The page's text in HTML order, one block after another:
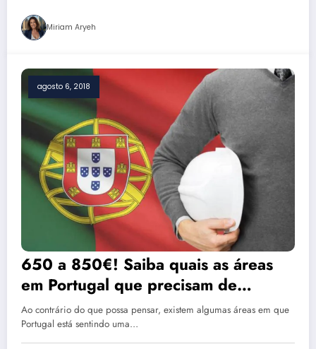
Miriam Aryeh
agosto 6, 2018
650 a 850€! Saiba quais as áreas
em Portugal que precisam de
profissionais urgentemente
Ao contrário do que possa pensar, existem algumas áreas em que
Portugal está sentindo uma…